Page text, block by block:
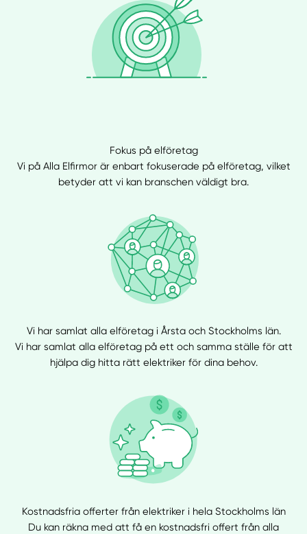
Fokus på elföretag
Vi på Alla Elfirmor är enbart fokuserade på elföretag, vilket
betyder att vi kan branschen väldigt bra.
Vi har samlat alla elföretag i Årsta och Stockholms län.
Vi har samlat alla elföretag på ett och samma ställe för att
hjälpa dig hitta rätt elektriker för dina behov.
Kostnadsfria offerter från elektriker i hela Stockholms län
Du kan räkna med att få en kostnadsfri offert från alla